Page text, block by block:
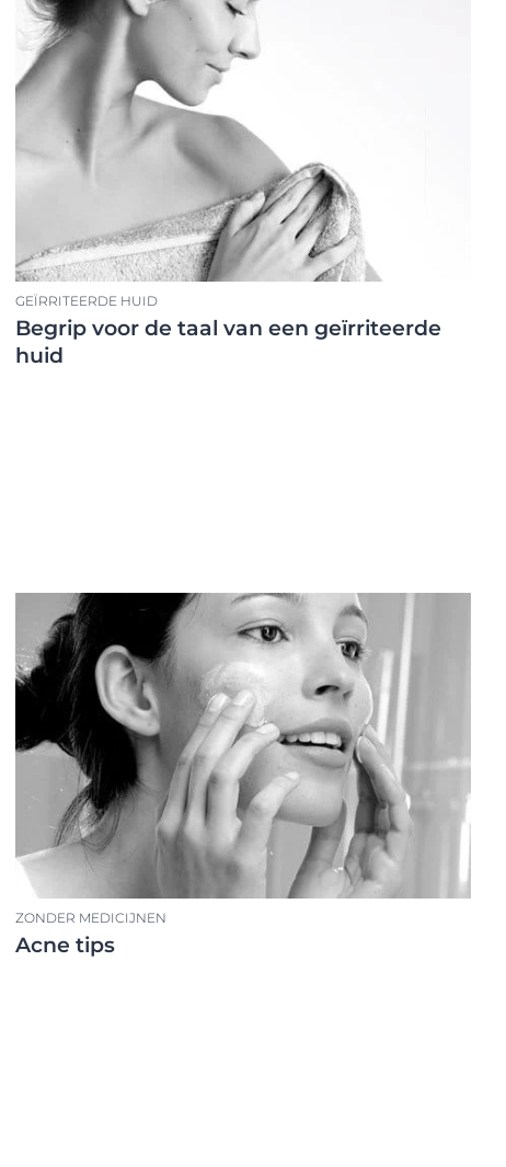
GEÏRRITEERDE HUID
Begrip voor de taal van een geïrriteerde
huid
ZONDER MEDICIJNEN
Acne tips